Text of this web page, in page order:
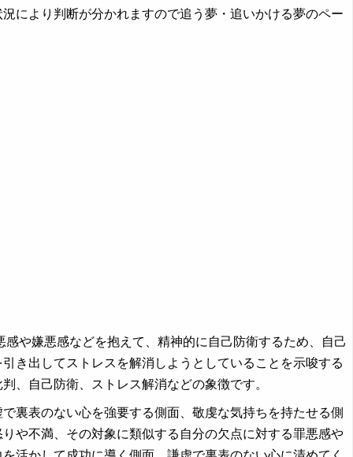
により判断が分かれますので追う夢・追いかける夢のペー
や嫌悪感などを抱えて、精神的に自己防衛するため、自己
き出してストレスを解消しようとしていることを示唆する
、自己防衛、ストレス解消などの象徴です。
裏表のない心を強要する側面、敬虔な気持ちを持たせる側
や不満、その対象に類似する自分の欠点に対する罪悪感や